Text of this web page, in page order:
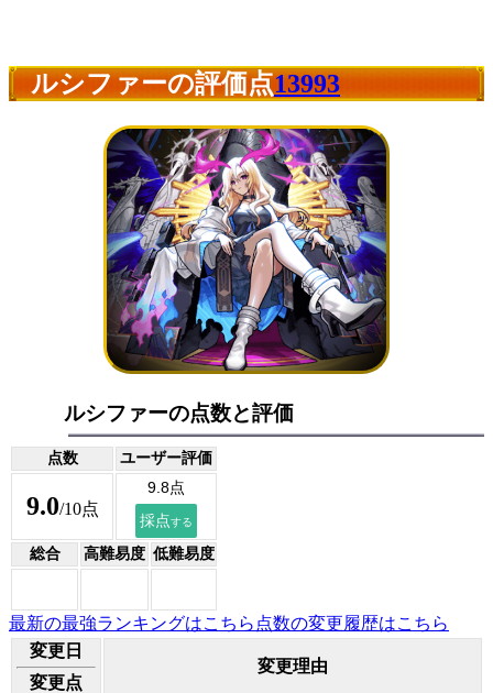
ルシファーの評価点13993
ルシファーの点数と評価
点数 ユーザー評価
9.0/10点
総合 高難易度 低難易度
最新の最強ランキングはこちら 点数の変更履歴はこちら
変更日
変更点
変更理由